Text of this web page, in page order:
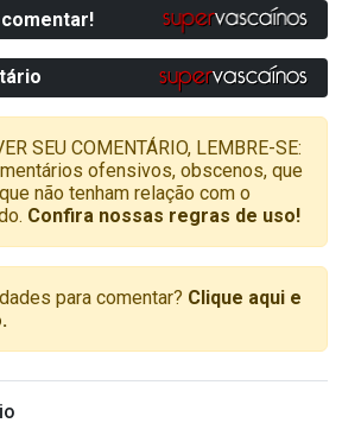
SEU COMENTÁRIO, LEMBRE-SE:
ofensivos, obscenos, que
não tenham relação com o
Confira nossas regras de uso!
para comentar? Clique aqui e